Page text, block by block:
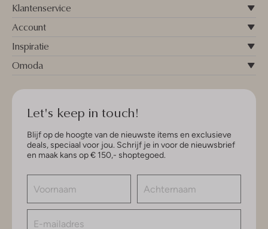
Klantenservice
Account
Inspiratie
Omoda
Let's keep in touch!
Blijf op de hoogte van de nieuwste items en exclusieve
deals, speciaal voor jou. Schrijf je in voor de nieuwsbrief
en maak kans op € 150,- shoptegoed.